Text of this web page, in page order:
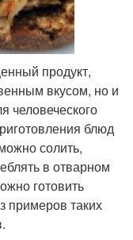
продукт,
вкусом, но и
человеческого
блюд
солить,
в отварном
готовить
примеров таких